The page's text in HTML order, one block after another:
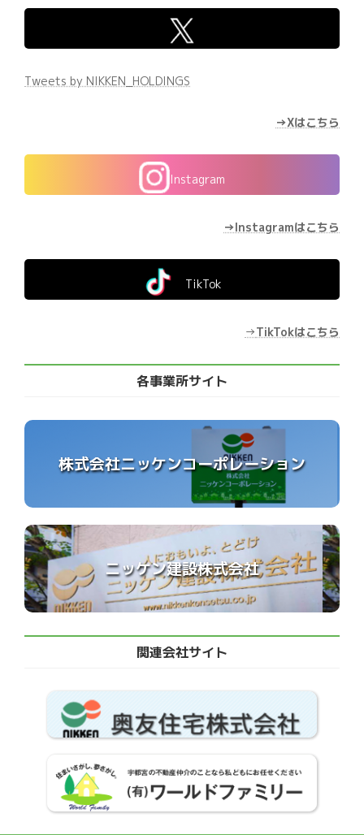
Tweets by NIKKEN_HOLDINGS
→Xはこちら
Instagram
→Instagramはこちら
TikTok
→TikTokはこちら
各事業所サイト
株式会社ニッケンコーポレーション
ニッケン建設株式会社
関連会社サイト